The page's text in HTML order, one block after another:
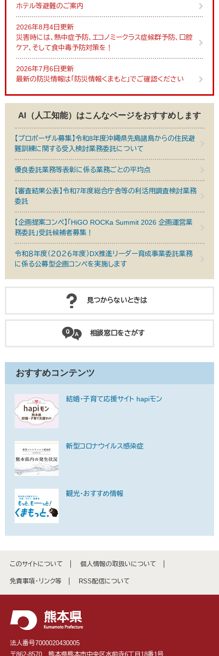
ホテル等避難のご案内
2026年8月4日更新
災害時には、熱中症予防、エコノミークラス症候群予防、口腔
ケア、そして食中毒予防対策を！
2026年7月6日更新
最新の防災情報は「防災情報くまもと」でご確認ください
AI（人工知能）はこんなページをおすすめします
【プロポーザル募集】令和8年度沖縄県先島諸島からの住民避
難訓練に関する受入検討業務委託について
優良委託業務等表彰に係る業務ごとの平均点
【審査結果公表】令和7年度総合庁舎等の利活用調査検討業務
委託
【企画提案コンペ】「HiGO ROCKa Summit 2026 企画運営業
務委託」受託候補者募集！
令和８年度（２０２６年度）DX推進リーダー育成事業委託業務
に係る公募型企画コンペを実施します
見つからないときは
相談窓口をさがす
おすすめコンテンツ
結婚・子育て応援サイト hapiモン
新型コロナウイルス感染症
観光・おすすめ情報
このサイトについて 個人情報の取扱いについて
免責事項・リンク等 RSS配信について
法人番号7000020430005
〒862-8570 熊本県熊本市中央区水前寺6丁目18番1号